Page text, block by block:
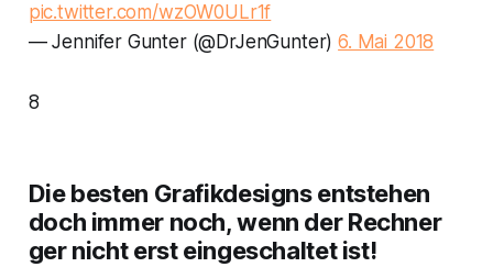
pic.twitter.com/wzOW0ULr1f
— Jennifer Gunter (@DrJenGunter)6. Mai 2018
8
Die besten Grafikdesigns entstehen
doch immer noch, wenn der Rechner
ger nicht erst eingeschaltet ist!